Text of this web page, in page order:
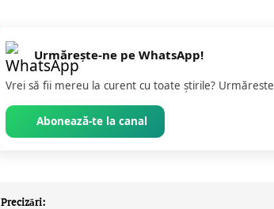
Urmărește-ne pe WhatsApp!
Vrei să fii mereu la curent cu toate știrile? Urmăreste
Abonează-te la canal
Precizări: